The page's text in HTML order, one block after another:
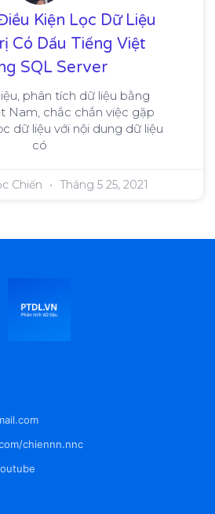
Kiện Lọc Dữ Liệu
Có Dấu Tiếng Việt
SQL Server
phân tích dữ liệu bằng
Nam, chắc chắn việc gặp
dữ liệu với nội dung dữ liệu
có
Chiến Tháng 5 25, 2021
chiennn.nnc